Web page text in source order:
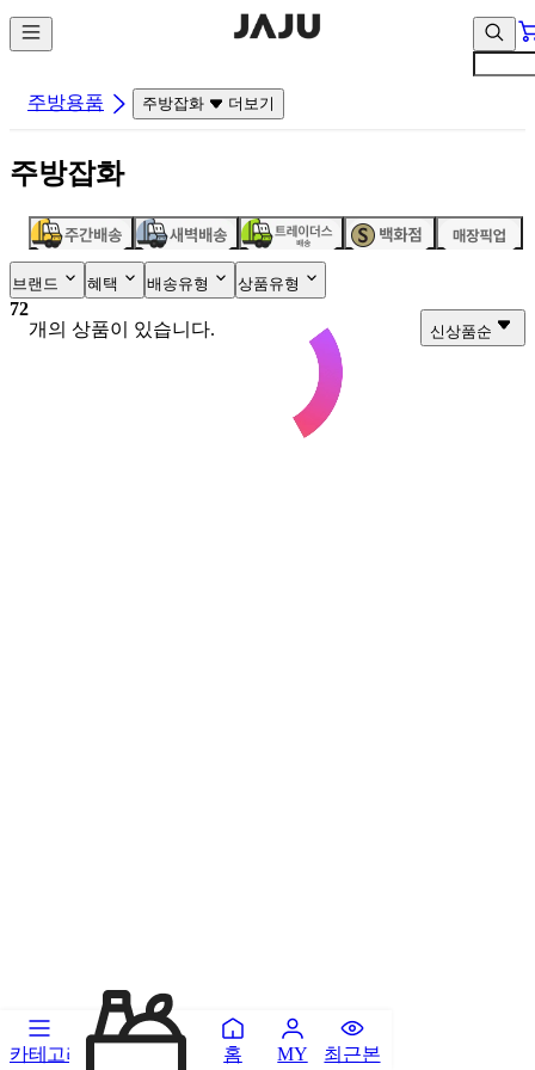
컨
텐
기
앱
바
주방용품 주방잡화 더보기
주방잡화
브랜드 혜택 배송유형 상품유형
72
개의 상품이 있습니다.
신상품순
카테고리 홈 MY 최근본